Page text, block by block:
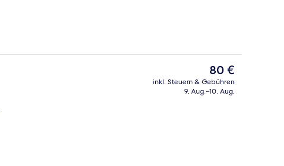
Bar (in der Unterkunft)
Der
aktuelle
Preis
80 €
inkl. Steuern & Gebühren
9. Aug.–10. Aug.